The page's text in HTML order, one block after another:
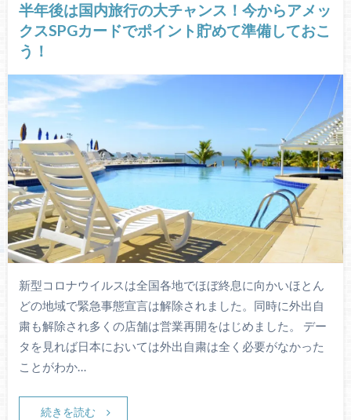
半年後は国内旅行の大チャンス！今からアメッ
クスSPGカードでポイント貯めて準備しておこ
う！
新型コロナウイルスは全国各地でほぼ終息に向かいほとん
どの地域で緊急事態宣言は解除されました。同時に外出自
粛も解除され多くの店舗は営業再開をはじめました。 デー
タを見れば日本においては外出自粛は全く必要がなかった
ことがわか…
続きを読む